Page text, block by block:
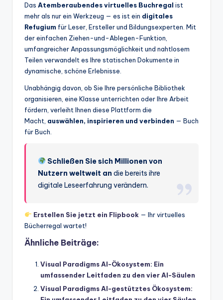
Das Atemberaubendes virtuelles Buchregal ist
mehr als nur ein Werkzeug — es ist ein digitales
Refugium für Leser, Ersteller und Bildungsexperten. Mit
der einfachen Ziehen-und-Ablegen-Funktion,
umfangreicher Anpassungsmöglichkeit und nahtlosem
Teilen verwandelt es Ihre statischen Dokumente in
dynamische, schöne Erlebnisse.
Unabhängig davon, ob Sie Ihre persönliche Bibliothek
organisieren, eine Klasse unterrichten oder Ihre Arbeit
fördern, verleiht Ihnen diese Plattform die
Macht, auswählen, inspirieren und verbinden — Buch
für Buch.
Schließen Sie sich Millionen von
Nutzern weltweit an die bereits ihre
digitale Leseerfahrung verändern.
Erstellen Sie jetzt ein Flipbook — Ihr virtuelles
Bücherregal wartet!
Ähnliche Beiträge:
Visual Paradigms AI-Ökosystem: Ein
umfassender Leitfaden zu den vier AI-Säulen
Visual Paradigms AI-gestütztes Ökosystem: